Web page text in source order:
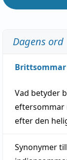
Dagens ord
Brittsommar
Vad betyder
eftersommar
efter den
Synonymer till